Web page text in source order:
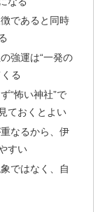
であると同時
強運は“一発の
る
“怖い神社”で
ておくとよい
なるから、伊
すい
ではなく、自